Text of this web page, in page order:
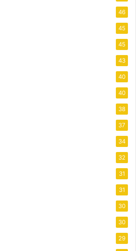
46
45
45
43
40
40
38
37
34
32
31
31
30
30
29